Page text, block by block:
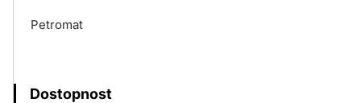
Petromat
Dostopnost